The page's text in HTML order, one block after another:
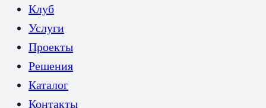
Клуб
Услуги
Проекты
Решения
Каталог
Контакты